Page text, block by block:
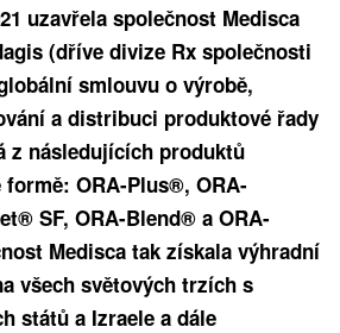
uzavřela společnost Medisca
(dříve divize Rx společnosti
smlouvu o výrobě,
a distribuci produktové řady
z následujících produktů
formě: ORA-Plus®, ORA-
SF, ORA-Blend® a ORA-
Medisca tak získala výhradní
všech světových trzích s
států a Izraele a dále